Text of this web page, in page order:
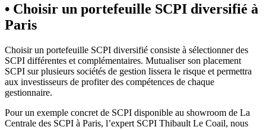
• Choisir un portefeuille SCPI diversifié à
Paris
Choisir un portefeuille SCPI diversifié consiste à sélectionner des
SCPI différentes et complémentaires. Mutualiser son placement
SCPI sur plusieurs sociétés de gestion lissera le risque et permettra
aux investisseurs de profiter des compétences de chaque
gestionnaire.
Pour un exemple concret de SCPI disponible au showroom de La
Centrale des SCPI à Paris, l’expert SCPI Thibault Le Coail, nous